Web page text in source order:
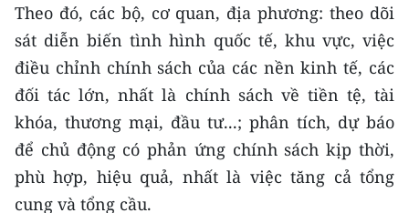
E-Magazine
Video
Media Chính trị
Media Kinh tế
Media Văn hóa
Theo đó, các bộ, cơ quan, địa phương: theo dõi
sát diễn biến tình hình quốc tế, khu vực, việc
điều chỉnh chính sách của các nền kinh tế, các
đối tác lớn, nhất là chính sách về tiền tệ, tài
khóa, thương mại, đầu tư...; phân tích, dự báo
để chủ động có phản ứng chính sách kịp thời,
phù hợp, hiệu quả, nhất là việc tăng cả tổng
cung và tổng cầu.